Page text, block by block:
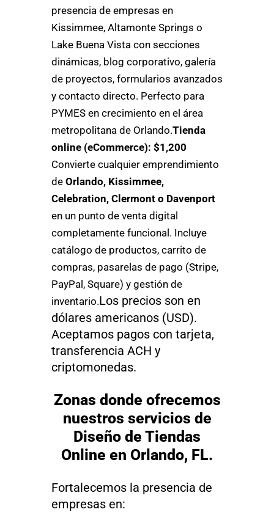
presencia de empresas en
Kissimmee, Altamonte Springs o
Lake Buena Vista con secciones
dinámicas, blog corporativo, galería
de proyectos, formularios avanzados
y contacto directo. Perfecto para
PYMES en crecimiento en el área
metropolitana de Orlando.Tienda
online (eCommerce): $1,200
Convierte cualquier emprendimiento
de Orlando, Kissimmee,
Celebration, Clermont o Davenport
en un punto de venta digital
completamente funcional. Incluye
catálogo de productos, carrito de
compras, pasarelas de pago (Stripe,
PayPal, Square) y gestión de
inventario.Los precios son en
dólares americanos (USD).
Aceptamos pagos con tarjeta,
transferencia ACH y
criptomonedas.
Zonas donde ofrecemos
nuestros servicios de
Diseño de Tiendas
Online en Orlando, FL.
Fortalecemos la presencia de
empresas en: